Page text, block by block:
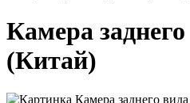
Камера
(Китай)